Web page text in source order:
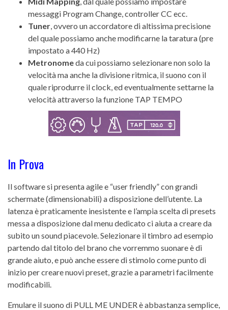
messaggi Program Change, controller CC ecc.
Tuner, ovvero un accordatore di altissima precisione
del quale possiamo anche modificarne la taratura (pre
impostato a 440 Hz)
Metronomeda cui possiamo selezionare non solo la
velocità ma anche la divisione ritmica, il suono con il
quale riprodurre il clock, ed eventualmente settarne la
velocità attraverso la funzione TAP TEMPO
In Prova
Il software si presenta agile e “user friendly” con grandi
schermate (dimensionabili) a disposizione dell’utente. La
latenza è praticamente inesistente e l’ampia scelta di presets
messa a disposizione dal menu dedicato ci aiuta a creare da
subito un sound piacevole. Selezionare il timbro ad esempio
partendo dal titolo del brano che vorremmo suonare è di
grande aiuto, e può anche essere di stimolo come punto di
inizio per creare nuovi preset, grazie a parametri facilmente
modificabili.
Emulare il suono di PULL ME UNDER è abbastanza semplice,